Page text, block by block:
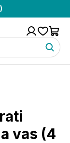
vas (4